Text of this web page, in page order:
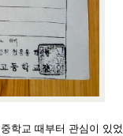
학교 때부터 관심이 있었